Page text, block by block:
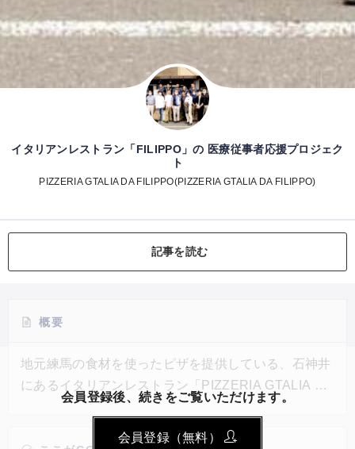
イタリアンレストラン「FILIPPO」の 医療従事者応援プロジェク
ト
PIZZERIA GTALIA DA FILIPPO(PIZZERIA GTALIA DA FILIPPO)
記事を読む
概要
地元練馬の食材を使ったピザを提供している、石神井
にあるイタリアンレストラン「PIZZERIA GTALIA DA
FILIPPO」。コロナ禍には地域団体と協力し、地元の
病院に合計500食のランチを届け、外出自粛中の子ど
会員登録後、続きをご覧いただけます。
会員登録（無料）